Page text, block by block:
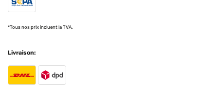
*Tous nos prix incluent la TVA.
Livraison: